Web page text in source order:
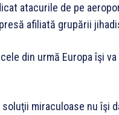
atacurile de pe
afiliată grupării
din urmă Europa îşi
soluţii miraculoase nu îşi